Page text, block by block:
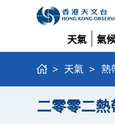
天氣
展
開
氣
展
開
> 天氣 > 熱
二零零二熱